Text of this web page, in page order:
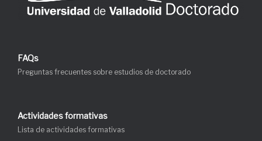
FAQs
Preguntas frecuentes sobre estudios de doctorado
Actividades formativas
Lista de actividades formativas